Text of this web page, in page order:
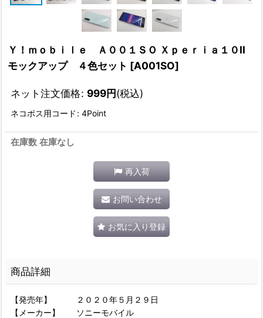
Ｙ！ｍｏｂｉｌｅ Ａ００１ＳＯ Ｘｐｅｒｉａ１０II
モックアップ ４色セット [A001SO]
ネット注文価格: 999円(税込)
ネコポス用コード : 4Point
在庫数 在庫なし
再入荷
お問い合わせ
お気に入り登録
商品詳細
【発売年】 ２０２０年５月２９日
【メーカー】 ソニーモバイル